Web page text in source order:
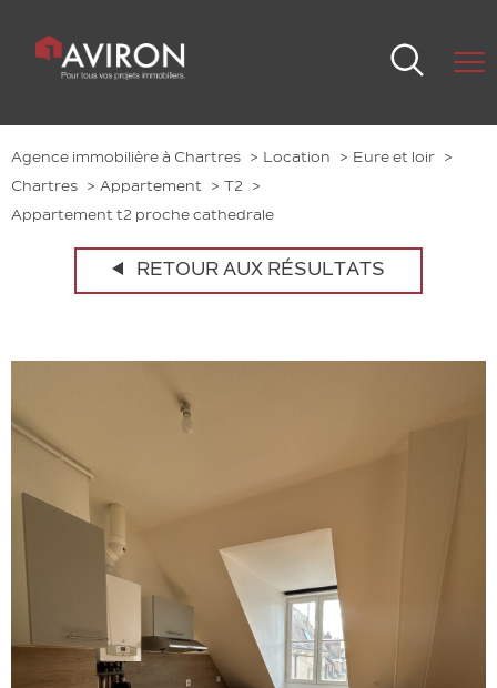
Agence immobilière à Chartres Location
Eure et loir
Chartres
Appartement
T2
Appartement t2 proche cathedrale
RETOUR AUX RÉSULTATS